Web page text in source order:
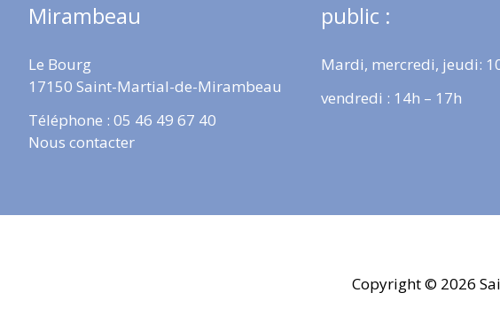
Mirambeau
Le Bourg
17150 Saint-Martial-de-Mirambeau
Téléphone : 05 46 49 67 40
Nous contacter
public :
Mardi, mercredi, jeudi:
vendredi : 14h – 17h
Copyright © 2026